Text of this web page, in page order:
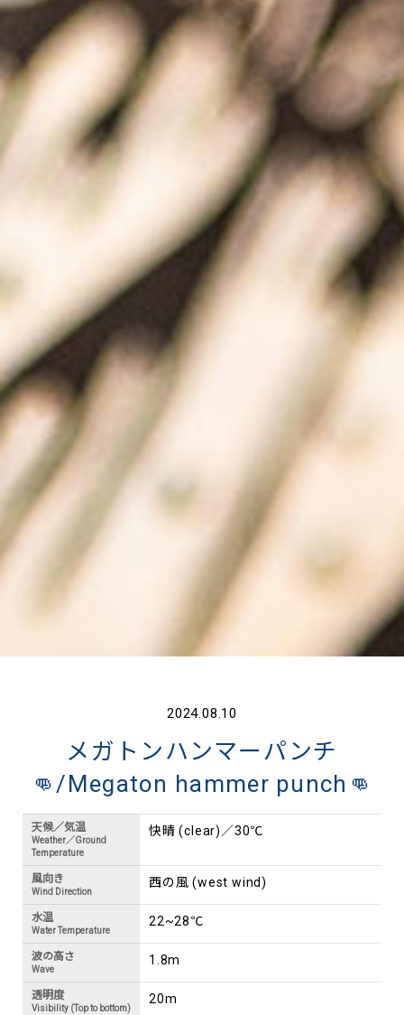
2024.08.10
メガトンハンマーパンチ
👊/Megaton hammer punch👊
天候／気温
Weather／Ground
Temperature
快晴 (clear)／30℃
風向き
Wind Direction
西の風 (west wind)
水温
Water Temperature
22~28℃
波の高さ
Wave
1.8m
透明度
Visibility (Top to bottom)
20m